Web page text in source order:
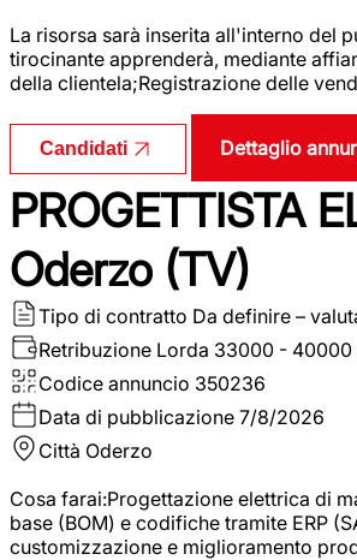
La risorsa sarà inserita all'interno del
tirocinante apprenderà, mediante
della clientela;Registrazione delle
Candidati Dettaglio
PROGETTISTA
Oderzo (TV)
Tipo di contratto Da definire –
Retribuzione Lorda 33000 - 40000
Codice annuncio 350236
Data di pubblicazione 7/8/2026
Città Oderzo
Cosa farai:Progettazione elettrica di
base (BOM) e codifiche tramite ERP
customizzazione e miglioramento